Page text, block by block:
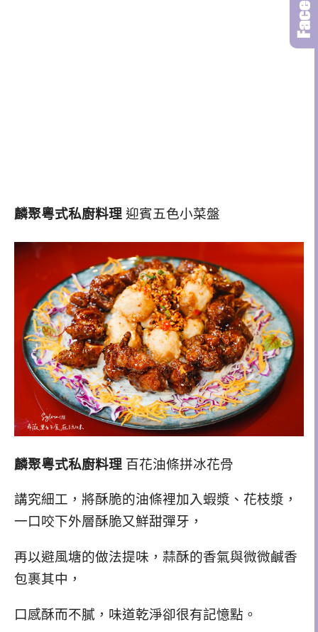
麟聚粵式私廚料理 迎賓五色小菜盤
麟聚粵式私廚料理 百花油條拼冰花骨
講究細工，將酥脆的油條裡加入蝦漿、花枝漿，
一口咬下外層酥脆又鮮甜彈牙，
再以避風塘的做法提味，蒜酥的香氣與微微鹹香
包裹其中，
口感酥而不膩，味道乾淨卻很有記憶點。